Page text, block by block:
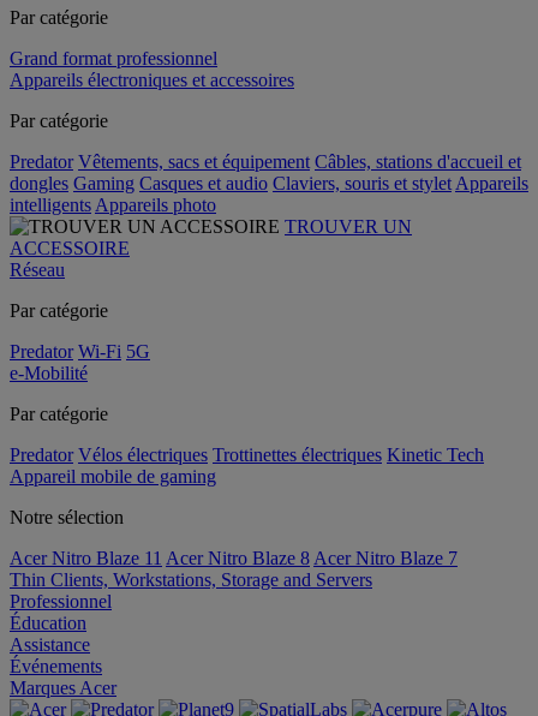
Par catégorie
Grand format professionnel
Appareils électroniques et accessoires
Par catégorie
Predator Vêtements, sacs et équipement Câbles, stations d'accueil et
dongles Gaming Casques et audio Claviers, souris et stylet Appareils
intelligents Appareils photo
TROUVER UN
ACCESSOIRE
Réseau
Par catégorie
Predator Wi-Fi 5G
e-Mobilité
Par catégorie
Predator Vélos électriques Trottinettes électriques Kinetic Tech
Appareil mobile de gaming
Notre sélection
Acer Nitro Blaze 11 Acer Nitro Blaze 8 Acer Nitro Blaze 7
Thin Clients, Workstations, Storage and Servers
Professionnel
Éducation
Assistance
Événements
Marques Acer